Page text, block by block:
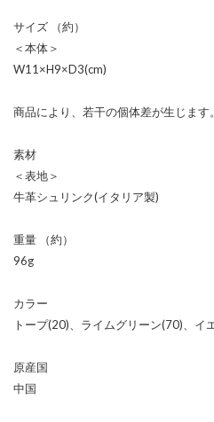
サイズ （約）
＜本体＞
W11×H9×D3(cm)
商品により、若干の個体差が生じます。
素材
＜表地＞
牛革シュリンク(イタリア製)
重量 （約）
96g
カラー
トープ(20)、ライムグリーン(70)、イ
原産国
中国